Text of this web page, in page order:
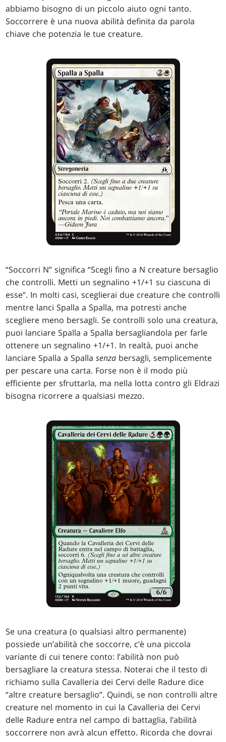
abbiamo bisogno di un piccolo aiuto ogni tanto.
Soccorrere è una nuova abilità definita da parola
chiave che potenzia le tue creature.
“Soccorri N” significa “Scegli fino a N creature bersaglio
che controlli. Metti un segnalino +1/+1 su ciascuna di
esse”. In molti casi, sceglierai due creature che controlli
mentre lanci Spalla a Spalla, ma potresti anche
scegliere meno bersagli. Se controlli solo una creatura,
puoi lanciare Spalla a Spalla bersagliandola per farle
ottenere un segnalino +1/+1. In realtà, puoi anche
lanciare Spalla a Spallasenza bersagli, semplicemente
per pescare una carta. Forse non è il modo più
efficiente per sfruttarla, ma nella lotta contro gli Eldrazi
bisogna ricorrere a qualsiasi mezzo.
Se una creatura (o qualsiasi altro permanente)
possiede un’abilità che soccorre, c’è una piccola
variante di cui tenere conto: l’abilità non può
bersagliare la creatura stessa. Noterai che il testo di
richiamo sulla Cavalleria dei Cervi delle Radure dice
“altre creature bersaglio”. Quindi, se non controlli altre
creature nel momento in cui la Cavalleria dei Cervi
delle Radure entra nel campo di battaglia, l’abilità
soccorrere non avrà alcun effetto. Ricorda che dovrai